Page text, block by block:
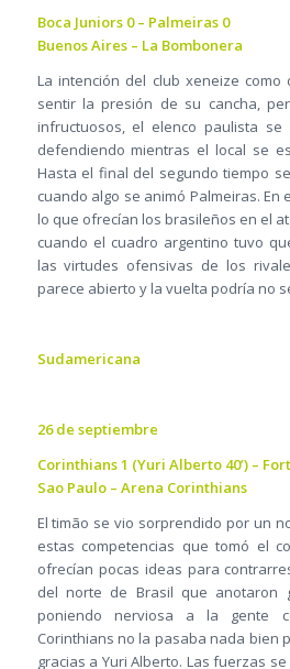
Boca Juniors 0 – Palmeiras 0
Buenos Aires – La Bombonera
La intención del club xeneize
sentir la presión de su cancha,
infructuosos, el elenco paulista se
defendiendo mientras el local se
Hasta el final del segundo tiempo
cuando algo se animó Palmeiras. En
lo que ofrecían los brasileños en el
cuando el cuadro argentino tuvo
las virtudes ofensivas de los
parece abierto y la vuelta podría no
Sudamericana
26 de septiembre
Corinthians 1 (Yuri Alberto 40’) –
Sao Paulo – Arena Corinthians
El timão se vio sorprendido por un
estas competencias que tomó el
ofrecían pocas ideas para
del norte de Brasil que anotaron
poniendo nerviosa a la gente
Corinthians no la pasaba nada bien
gracias a Yuri Alberto. Las fuerzas